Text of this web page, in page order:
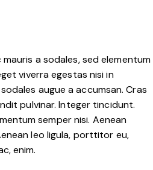
a sodales, sed elementum
viverra egestas nisi in
augue a accumsan. Cras
pulvinar. Integer tincidunt.
semper nisi. Aenean
leo ligula, porttitor eu,
enim.